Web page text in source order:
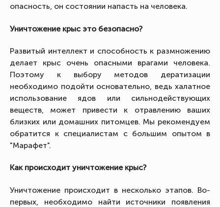
опасность, он состоянии напасть на человека.
Уничтожение крыс это безопасно?
Развитый интеллект и способность к размножению
делает крыс очень опасными врагами человека.
Поэтому к выбору методов дератизации
необходимо подойти основательно, ведь халатное
использование ядов или сильнодействующих
веществ, может привести к отравлению ваших
близких или домашних питомцев. Мы рекомендуем
обратится к специалистам с большим опытом в
"Марафет".
Как происходит уничтожение крыс?
Уничтожение происходит в несколько этапов. Во-
первых, необходимо найти источники появления